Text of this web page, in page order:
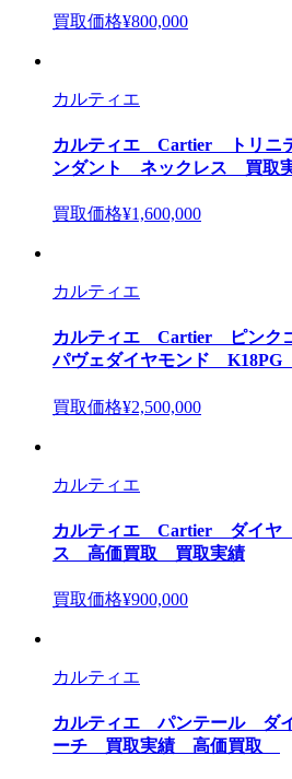
買取価格¥800,000
カルティエ
カルティエ Cartier トリニ
ンダント ネックレス 買取
買取価格¥1,600,000
カルティエ
カルティエ Cartier ピンク
パヴェダイヤモンド
買取価格¥2,500,000
カルティエ
カルティエ Cartier ダイ
ス 高価買取 買取実績
買取価格¥900,000
カルティエ
カルティエ パンテール ダ
ーチ 買取実績 高価買取